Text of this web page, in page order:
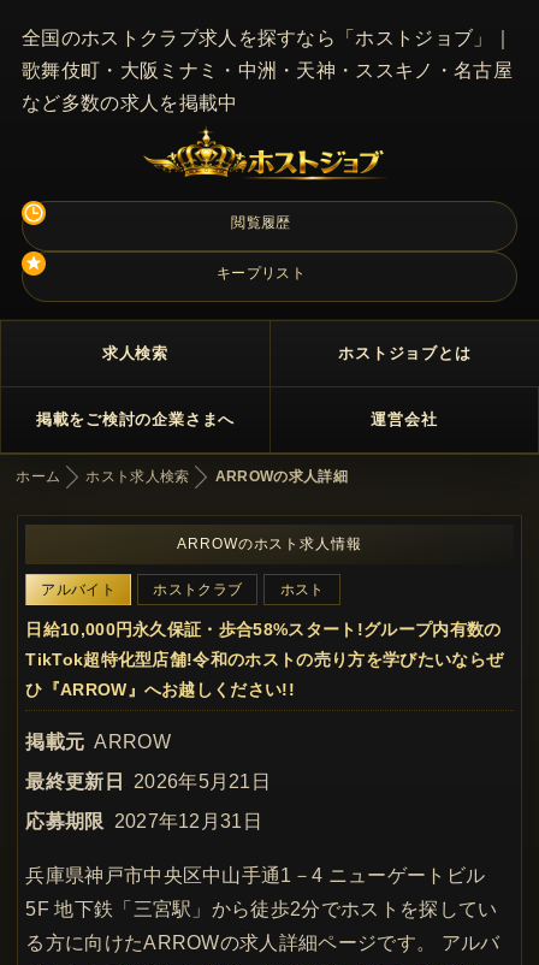
全国のホストクラブ求人を探すなら「ホストジョブ」｜
歌舞伎町・大阪ミナミ・中洲・天神・ススキノ・名古屋
など多数の求人を掲載中
閲覧履歴
キープリスト
求人検索 ホストジョブとは
掲載をご検討の企業さまへ 運営会社
ホーム ホスト求人検索 ARROWの求人詳細
ARROWのホスト求人情報
アルバイト ホストクラブ ホスト
日給10,000円永久保証・歩合58%スタート!グループ内有数の
TikTok超特化型店舗!令和のホストの売り方を学びたいならぜ
ひ『ARROW』へお越しください!!
掲載元 ARROW
最終更新日
2026年5月21日
応募期限
2027年12月31日
兵庫県神戸市中央区中山手通1－4 ニューゲートビル
5F 地下鉄「三宮駅」から徒歩2分でホストを探してい
る方に向けたARROWの求人詳細ページです。 アルバ